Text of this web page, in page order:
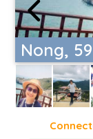
Nong,